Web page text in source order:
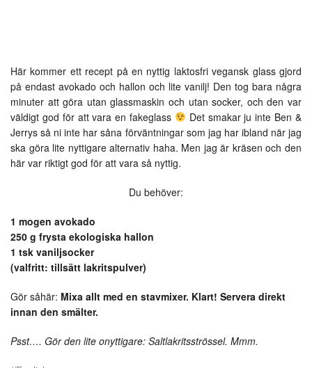
Här kommer ett recept på en nyttig laktosfri vegansk glass gjord
på endast avokado och hallon och lite vanilj! Den tog bara några
minuter att göra utan glassmaskin och utan socker, och den var
väldigt god för att vara en fakeglass
Det smakar ju inte Ben &
Jerrys så ni inte har såna förväntningar som jag har ibland när jag
ska göra lite nyttigare alternativ haha. Men jag är kräsen och den
här var riktigt god för att vara så nyttig.
Du behöver:
1 mogen avokado
250 g frysta ekologiska hallon
1 tsk vaniljsocker
(valfritt: tillsätt lakritspulver)
Gör såhär: Mixa allt med en stavmixer. Klart! Servera direkt
innan den smälter.
Psst…. Gör den lite onyttigare: Saltlakritsströssel. Mmm.